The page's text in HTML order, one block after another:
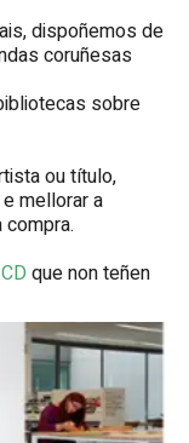
dispoñemos de
coruñesas
sobre
ou título,
mellorar a
que non teñen